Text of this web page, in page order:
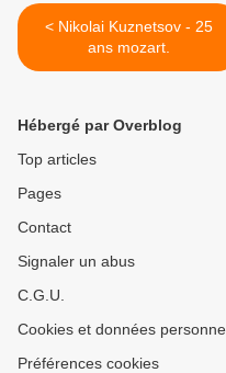
< Nikolai Kuznetsov - 25
ans mozart.
Hébergé par Overblog
Top articles
Pages
Contact
Signaler un abus
C.G.U.
Cookies et données
Préférences cookies